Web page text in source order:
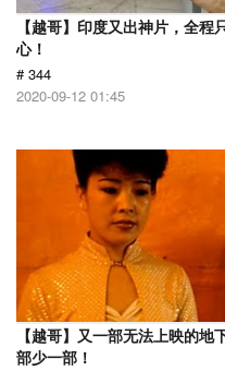
【越哥】印度又出神片，全
心！
# 344
2020-09-12 01:45
【越哥】又一部无法上映的
部少一部！